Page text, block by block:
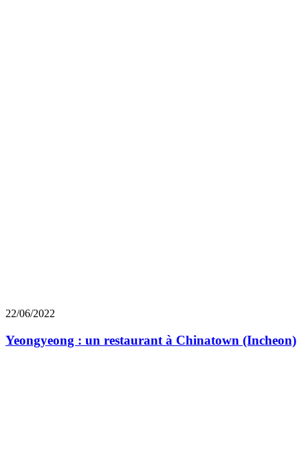
22/06/2022
Yeongyeong : un restaurant à Chinatown (Incheon)